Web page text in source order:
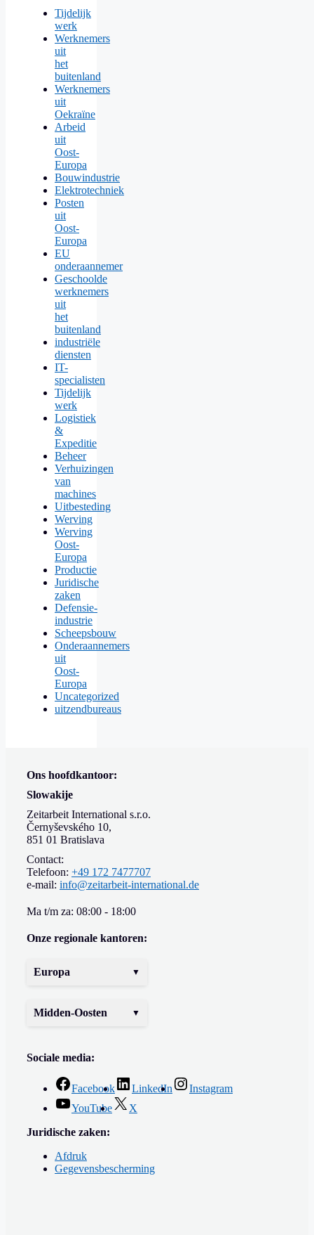
Tijdelijk
werk
Werknemers
uit
het
buitenland
Werknemers
uit
Oekraïne
Arbeid
uit
Oost-
Europa
Bouwindustrie
Elektrotechniek
Posten
uit
Oost-
Europa
EU
onderaannemer
Geschoolde
werknemers
uit
het
buitenland
industriële
diensten
IT-
specialisten
Tijdelijk
werk
Logistiek
&
Expeditie
Beheer
Verhuizingen
van
machines
Uitbesteding
Werving
Werving
Oost-
Europa
Productie
Juridische
zaken
Defensie-
industrie
Scheepsbouw
Onderaannemers
uit
Oost-
Europa
Uncategorized
uitzendbureaus
Ons hoofdkantoor:
Slowakije
Zeitarbeit International s.r.o.
Černyševského 10,
851 01 Bratislava
Contact:
Telefoon: +49 172 7477707
e-mail: info@zeitarbeit-international.de
Ma t/m za: 08:00 - 18:00
Onze regionale kantoren:
Europa
Midden-Oosten
Sociale media:
Facebook LinkedIn
Instagram
YouTube
X
Juridische zaken:
Afdruk
Gegevensbescherming